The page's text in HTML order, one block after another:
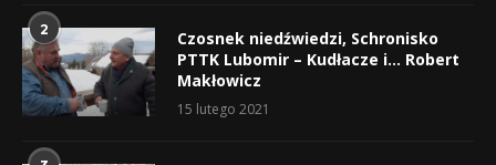
2
Czosnek niedźwiedzi, Schronisko
PTTK Lubomir – Kudłacze i… Robert
Makłowicz
15 lutego 2021